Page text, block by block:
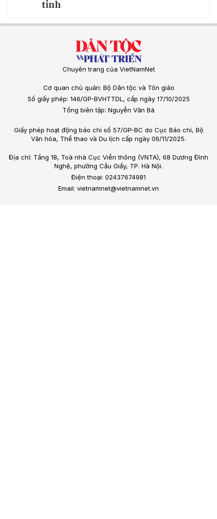
tỉnh
Chuyên trang của VietNamNet
Cơ quan chủ quản: Bộ Dân tộc và Tôn giáo
Số giấy phép: 146/GP-BVHTTDL, cấp ngày 17/10/2025
Tổng biên tập: Nguyễn Văn Bá
Giấy phép hoạt động báo chí số 57/GP-BC do Cục Báo chí, Bộ
Văn hóa, Thể thao và Du lịch cấp ngày 06/11/2025.
Địa chỉ: Tầng 18, Toà nhà Cục Viễn thông (VNTA), 68 Dương Đình
Nghệ, phường Cầu Giấy, TP. Hà Nội.
Điện thoại: 02437674981
Email: vietnamnet@vietnamnet.vn